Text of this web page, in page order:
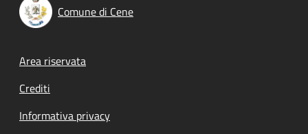
Comune di Cene
Footer menu
Area riservata
Crediti
Informativa privacy